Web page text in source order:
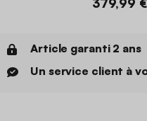
Article garanti 2 ans
Un service client à